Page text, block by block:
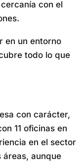
con el
en un entorno
todo lo que
con carácter,
11 oficinas en
en el sector
áreas, aunque